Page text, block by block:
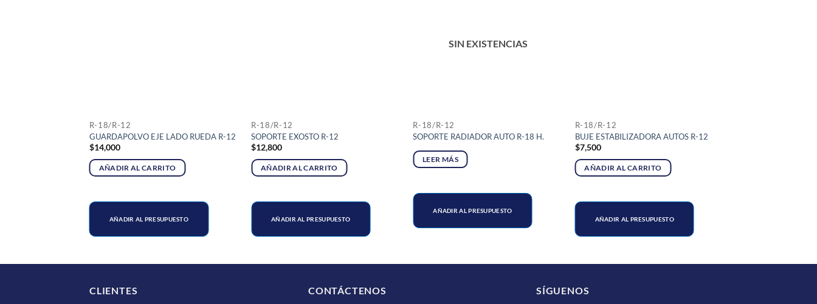
R-18/R-12
GUARDAPOLVO EJE LADO RUEDA R-12
$14,000
AÑADIR AL CARRITO
AÑADIR AL PRESUPUESTO
R-18/R-12
SOPORTE EXOSTO R-12
$12,800
AÑADIR AL CARRITO
AÑADIR AL PRESUPUESTO
SIN EXISTENCIAS
R-18/R-12
SOPORTE RADIADOR AUTO R-18 H.
LEER MÁS
AÑADIR AL PRESUPUESTO
R-18/R-12
BUJE ESTABILIZADORA AUTOS R-12
$7,500
AÑADIR AL CARRITO
AÑADIR AL PRESUPUESTO
CLIENTES CONTÁCTENOS SÍGUENOS